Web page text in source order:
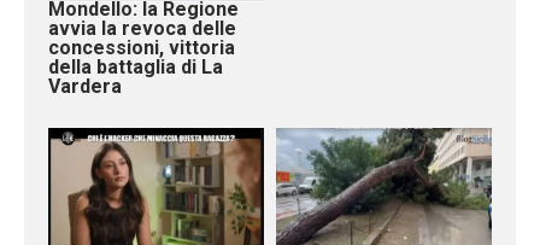
Mondello: la Regione
avvia la revoca delle
concessioni, vittoria
della battaglia di La
Vardera